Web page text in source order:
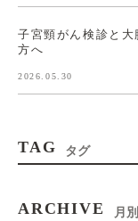
子宮頸がん検診と
方へ
2026.05.30
TAG タグ
ARCHIVE 月